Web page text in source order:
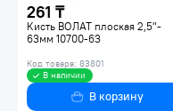
261 ₸
Кисть ВОЛАТ плоская 2,5"-
63мм 10700-63
Код товара: 83801
В наличии
В корзину